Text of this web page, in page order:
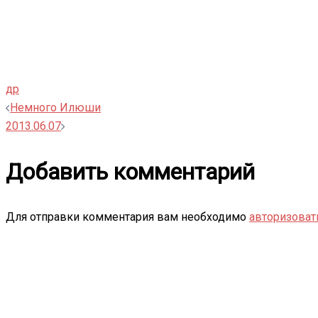
др
Навигация
Немного Илюши
2013.06.07
Добавить комментарий
Для отправки комментария вам необходимо